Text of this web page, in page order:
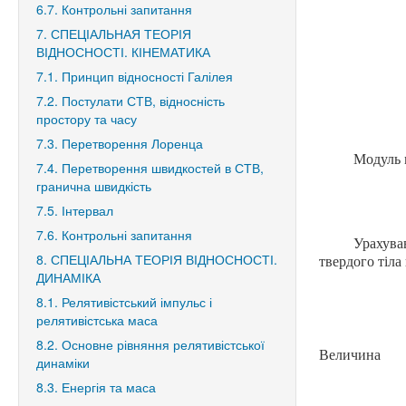
Модуль
твердого
Величина
6.7. Контрольні запитання
7. СПЕЦІАЛЬНАЯ ТЕОРІЯ
ВІДНОСНОСТІ. КІНЕМАТИКА
7.1. Принцип відносності Галілея
7.2. Постулати СТВ, відносність
простору та часу
7.3. Перетворення Лоренца
7.4. Перетворення швидкостей в СТВ,
гранична швидкість
7.5. Інтервал
7.6. Контрольні запитання
8. СПЕЦІАЛЬНА ТЕОРІЯ ВІДНОСНОСТІ.
ДИНАМІКА
8.1. Релятивістський імпульс і
релятивістська маса
8.2. Основне рівняння релятивістської
динаміки
8.3. Енергія та маса